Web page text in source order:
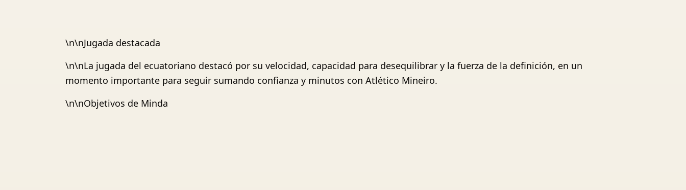
\n\nJugada destacada
\n\nLa jugada del ecuatoriano destacó por su velocidad, capacidad para desequilibrar y la fuerza de la definición, en un
momento importante para seguir sumando confianza y minutos con Atlético Mineiro.
\n\nObjetivos de Minda